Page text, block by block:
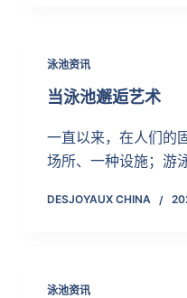
泳池资讯
当泳池邂逅艺术
一直以来，在人们的
场所、一种设施；游
DESJOYAUX CHINA
泳池资讯